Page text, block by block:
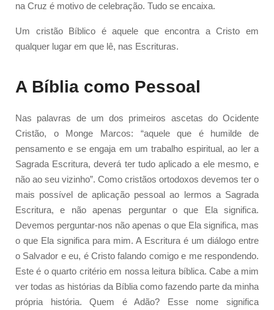
na Cruz é motivo de celebração. Tudo se encaixa.
Um cristão Bíblico é aquele que encontra a Cristo em
qualquer lugar em que lê, nas Escrituras.
A Bíblia como Pessoal
Nas palavras de um dos primeiros ascetas do Ocidente
Cristão, o Monge Marcos: “aquele que é humilde de
pensamento e se engaja em um trabalho espiritual, ao ler a
Sagrada Escritura, deverá ter tudo aplicado a ele mesmo, e
não ao seu vizinho”. Como cristãos ortodoxos devemos ter o
mais possível de aplicação pessoal ao lermos a Sagrada
Escritura, e não apenas perguntar o que Ela significa.
Devemos perguntar-nos não apenas o que Ela significa, mas
o que Ela significa para mim. A Escritura é um diálogo entre
o Salvador e eu, é Cristo falando comigo e me respondendo.
Este é o quarto critério em nossa leitura bíblica. Cabe a mim
ver todas as histórias da Bíblia como fazendo parte da minha
própria história. Quem é Adão? Esse nome significa